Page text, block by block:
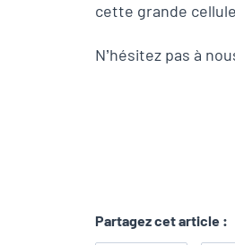
cette grande
N’hésitez pas à
Partagez cet article :